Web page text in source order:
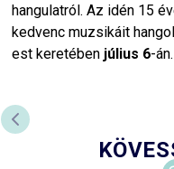
hangulatról. Az idén 15
kedvenc muzsikáit
est keretében július 6-án.
ELŐZŐ DIA